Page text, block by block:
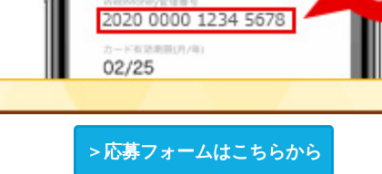
＞応募フォームはこちらから